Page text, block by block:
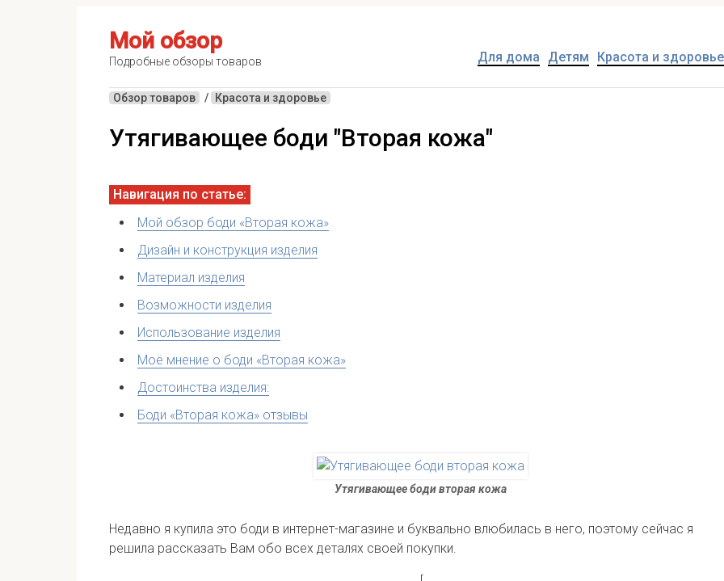
Мой обзор
Подробные обзоры товаров Для дома Детям Красота и здоровье
Обзор товаров / Красота и здоровье
Утягивающее боди "Вторая кожа"
Мой обзор боди «Вторая кожа»
Дизайн и конструкция изделия
Материал изделия
Возможности изделия
Использование изделия
Моё мнение о боди «Вторая кожа»
Достоинства изделия:
Боди «Вторая кожа» отзывы
Утягивающее боди вторая кожа
Недавно я купила это боди в интернет-магазине и буквально влюбилась в него, поэтому сейчас я
решила рассказать Вам обо всех деталях своей покупки.